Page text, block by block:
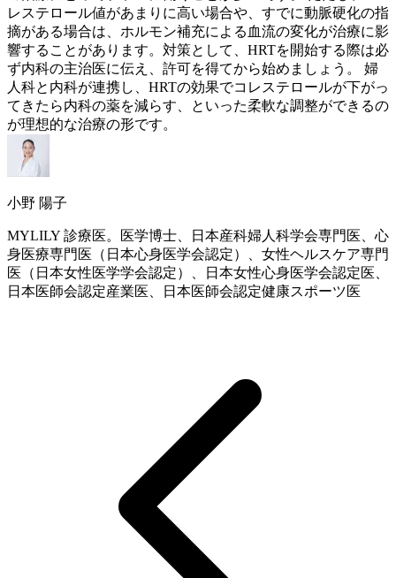
レステロール値があまりに高い場合や、すでに動脈硬化の指
摘がある場合は、ホルモン補充による血流の変化が治療に影
響することがあります。対策として、 HRTを開始する際は必
ず内科の主治医に伝え、許可を得てから始めましょう。 婦
人科と内科が連携し、 HRTの効果でコレステロールが下がっ
てきたら内科の薬を減らす、といった柔軟な調整ができるの
が理想的な治療の形です。
小野 陽子
MYLILY 診療医。医学博士、日本産科婦人科学会専門医、心
身医療専門医（日本心身医学会認定）、女性ヘルスケア専門
医（日本女性医学学会認定）、日本女性心身医学会認定医、
日本医師会認定産業医、日本医師会認定健康スポーツ医